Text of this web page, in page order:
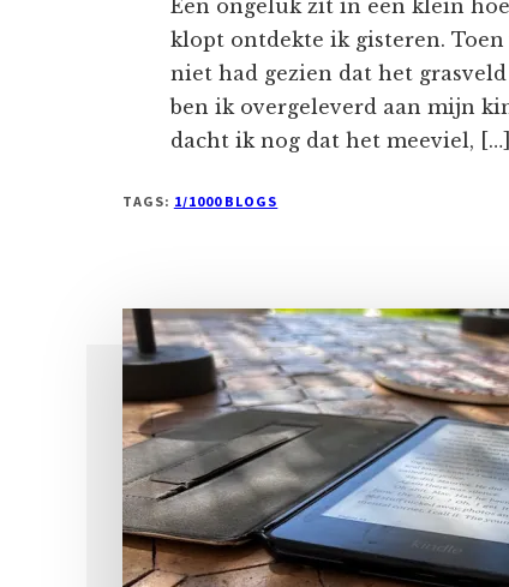
Een ongeluk zit in een klein
klopt ontdekte ik gisteren.
niet had gezien dat het
ben ik overgeleverd aan mijn
dacht ik nog dat het meeviel, […]
TAGS: 1/1000 BLOGS